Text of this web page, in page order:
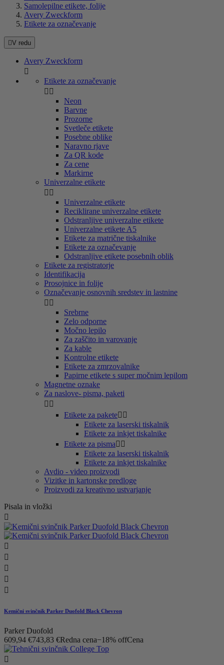
Samolepilne etikete, folije
Avery Zweckform
Etikete za označevanje
V redu
Avery Zweckform

Etikete za označevanje
 
Neon
Barvne
Prozorne
Svetleče etikete
Posebne oblike
Naravno rjave
Za QR kode
Za cene
Markirne
Univerzalne etikete
 
Univerzalne etikete
Reciklirane univerzalne etikete
Odstranljive univerzalne etikete
Univerzalne etikete A5
Etikete za matrične tiskalnike
Etikete za označevanje
Odstranljive etikete posebnih oblik
Etikete za registratorje
Identifikacija
Prosojnice in folije
Označevanje osnovnih sredstev in lastnine
 
Srebrne
Zelo odporne
Močno lepilo
Za zaščito in varovanje
Za kable
Kontrolne etikete
Etikete za zmrzovalnike
Papirne etikete s super močnim lepilom
Magnetne oznake
Za naslove- pisma, paketi
 
Etikete za pakete 
Etikete za laserski tiskalnik
Etikete za inkjet tiskalnike
Etikete za pisma 
Etikete za laserski tiskalnik
Etikete za inkjet tiskalnike
Avdio - video proizvodi
Vizitke in kartonske predloge
Proizvodi za kreativno ustvarjanje
Pisala in vložki






Kemični svinčnik Parker Duofold Black Chevron
Parker Duofold
609,94 €743,83 €Redna cena−18% offCena
